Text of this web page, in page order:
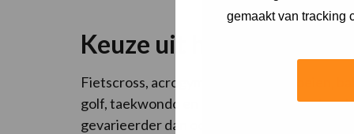
gemaakt van tracking
Keuze uit honderden
Fietscross, acrogym, judo, hiphop, roeien,
golf, taekwondo en nog véél meer sporten:
gevarieerder dan ooit. Zo’n 80 sport- en